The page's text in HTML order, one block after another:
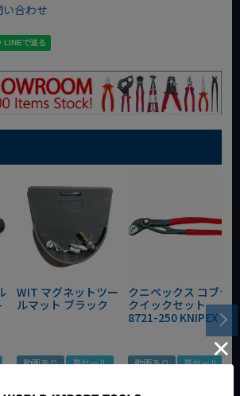
合わせ
WIT マグネットツー
ルマット ブラック
動画あり 夏セール
クニペックス コブラ
クイックセット
8721-250 KNIPEX
動画あり 夏セール